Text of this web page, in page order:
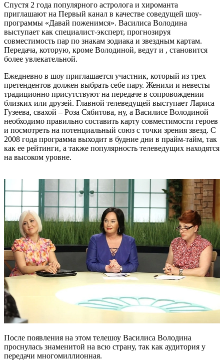
Спустя 2 года популярного астролога и хироманта
приглашают на Первый канал в качестве соведущей шоу-
программы «Давай поженимся». Василиса Володина
выступает как специалист-эксперт, прогнозируя
совместимость пар по знакам зодиака и звездным картам.
Передача, которую, кроме Володиной, ведут и , становится
более увлекательной.
Ежедневно в шоу приглашается участник, который из трех
претендентов должен выбрать себе пару. Женихи и невесты
традиционно присутствуют на передаче в сопровождении
близких или друзей. Главной телеведущей выступает Лариса
Гузеева, свахой – Роза Сябитова, ну, а Василисе Володиной
необходимо правильно составить карту совместимости героев
и посмотреть на потенциальный союз с точки зрения звезд. С
2008 года программа выходит в будние дни в прайм-тайм, так
как ее рейтинги, а также популярность телеведущих находятся
на высоком уровне.
После появления на этом телешоу Василиса Володина
проснулась знаменитой на всю страну, так как аудитория у
передачи многомиллионная.